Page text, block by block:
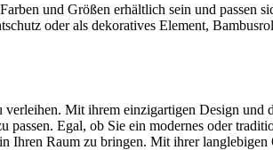
und Größen erhältlich sein und passen
oder als dekoratives Element,
Mit ihrem einzigartigen Design und
Egal, ob Sie ein modernes oder
Ihren Raum zu bringen. Mit ihrer